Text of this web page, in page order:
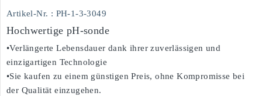
Artikel-Nr. : PH-1-3-3049
Hochwertige pH-sonde
•Verlängerte Lebensdauer dank ihrer zuverlässigen und
einzigartigen Technologie
•Sie kaufen zu einem günstigen Preis, ohne Kompromisse bei
der Qualität einzugehen.